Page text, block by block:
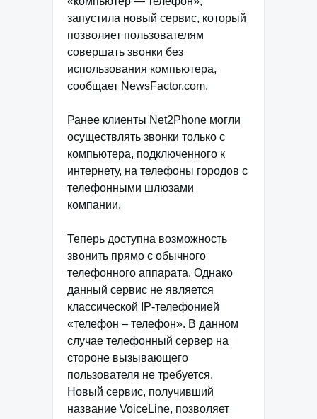
запустила новый сервис, который
позволяет пользователям
совершать звонки без
использования компьютера,
сообщает NewsFactor.com.
Ранее клиенты Net2Phone могли
осуществлять звонки только с
компьютера, подключенного к
интернету, на телефоны городов с
телефонными шлюзами
компании.
Теперь доступна возможность
звонить прямо с обычного
телефонного аппарата. Однако
данный сервис не является
классической IP-телефонией
«телефон – телефон». В данном
случае телефонный сервер на
стороне вызывающего
пользователя не требуется.
Новый сервис, получивший
название VoiceLine, позволяет